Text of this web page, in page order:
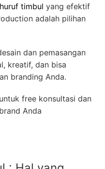
timbul yang efektif
adalah pilihan
dan pemasangan
kreatif, dan bisa
branding Anda.
untuk free konsultasi dan
Anda